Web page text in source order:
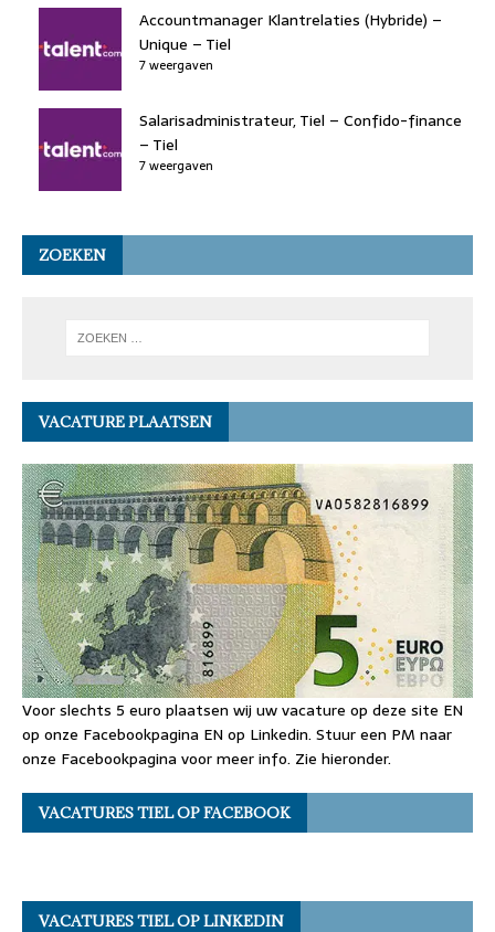
Accountmanager Klantrelaties (Hybride) –
Unique – Tiel
7 weergaven
Salarisadministrateur, Tiel – Confido-finance
– Tiel
7 weergaven
ZOEKEN
VACATURE PLAATSEN
Voor slechts 5 euro plaatsen wij uw vacature op deze site EN
op onze Facebookpagina EN op Linkedin. Stuur een PM naar
onze Facebookpagina voor meer info. Zie hieronder.
VACATURES TIEL OP FACEBOOK
VACATURES TIEL OP LINKEDIN